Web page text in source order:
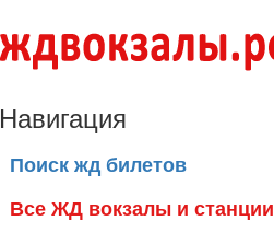
Навигация
Поиск жд билетов
Все ЖД вокзалы и станции